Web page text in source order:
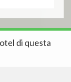
di questa